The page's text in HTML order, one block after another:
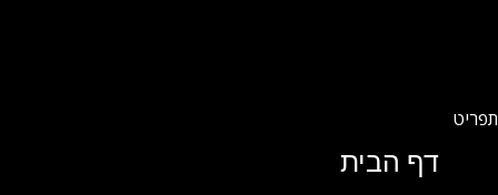
דף הבית